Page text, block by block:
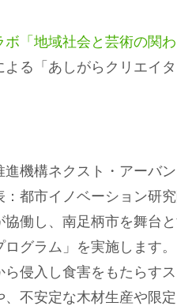
ボ「地域社会と芸術の関わ
る「あしがらクリエイ
機構ネクスト・アーバ
都市イノベーション研
働し、南足柄市を舞台
グラム」を実施します。
侵入し食害をもたらす
、不安定な木材生産や限